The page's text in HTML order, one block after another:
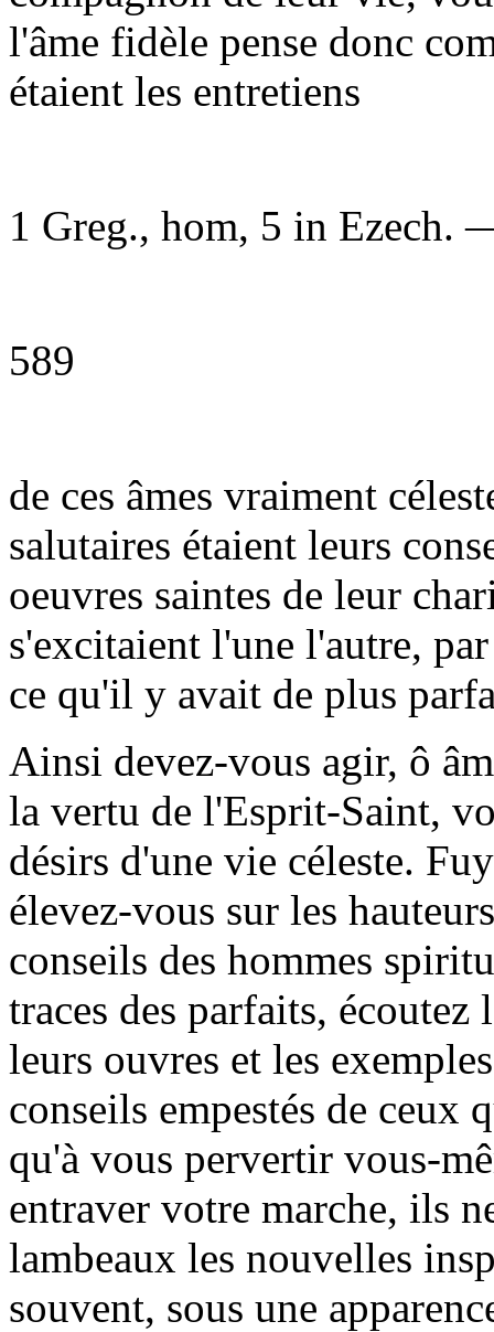
l'âme fidèle pense donc
étaient les entretiens
1 Greg., hom, 5 in Ezech.
589
de ces âmes vraiment
salutaires étaient leurs
oeuvres saintes de leur
s'excitaient l'une l'autre,
ce qu'il y avait de plus
Ainsi devez-vous agir, ô
la vertu de l'Esprit-Saint,
désirs d'une vie céleste.
élevez-vous sur les
conseils des hommes
traces des parfaits, écoutez
leurs ouvres et les
conseils empestés de ceux
qu'à vous pervertir vous-
entraver votre marche, ils
lambeaux les nouvelles
souvent, sous une